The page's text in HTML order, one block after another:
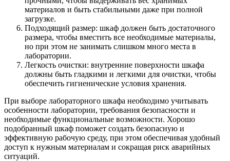
материалов и быть стабильными даже при полной
загрузке.
Подходящий размер: шкаф должен быть достаточного
размера, чтобы вместить все необходимые материалы,
но при этом не занимать слишком много места в
лаборатории.
Легкость очистки: внутренние поверхности шкафа
должны быть гладкими и легкими для очистки, чтобы
обеспечить гигиенические условия хранения.
При выборе лабораторного шкафа необходимо учитывать
особенности лаборатории, требования безопасности и
необходимые функциональные возможности. Хорошо
подобранный шкаф поможет создать безопасную и
эффективную рабочую среду, при этом обеспечивая удобный
доступ к нужным материалам и сокращая риск аварийных
ситуаций.